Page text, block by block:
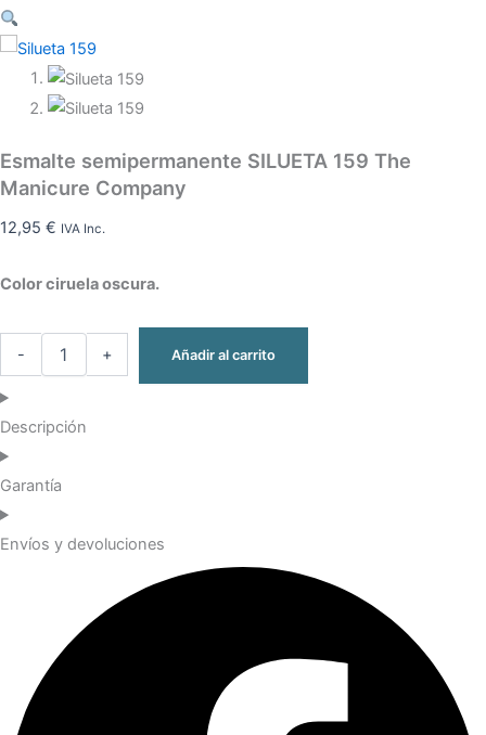
Esmalte semipermanente SILUETA 159 The
Manicure Company
12,95 € IVA Inc.
Color ciruela oscura.
- + Añadir al carrito
Descripción
Garantía
Envíos y devoluciones